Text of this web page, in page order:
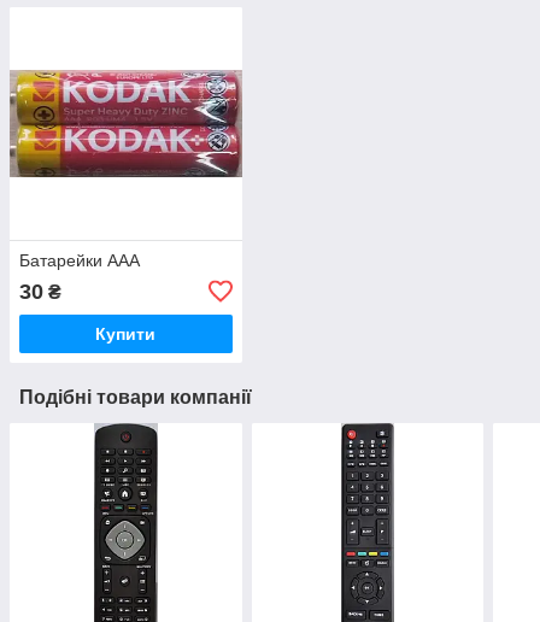
Батарейки ААА
30 ₴
Купити
Подібні товари компанії